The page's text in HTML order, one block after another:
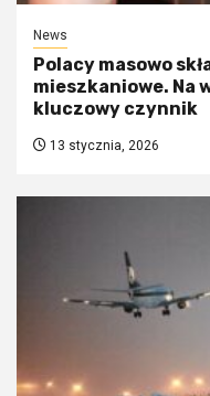
News
Polacy masowo
mieszkaniowe. Na
kluczowy czynnik
13 stycznia, 2026